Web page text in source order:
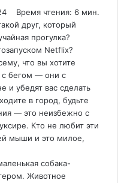
Время чтения: 6 мин.
друг, который
прогулка?
Netflix?
что вы хотите
с бегом — они с
и убедят вас сделать
в город, будьте
— это неизбежно с
Кто не любит эти
мыши и это милое,
собака-
Животное